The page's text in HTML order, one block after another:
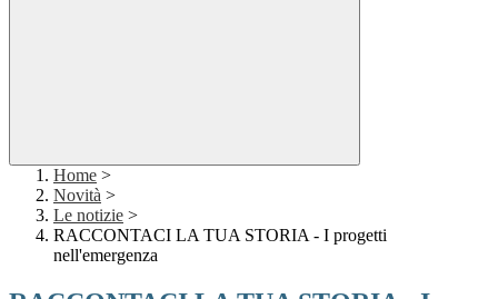
Home >
Novità >
Le notizie >
RACCONTACI LA TUA STORIA - I progetti
nell'emergenza